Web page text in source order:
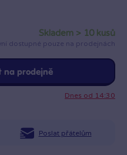
skladem > 10 kusů
dostupné pouze na prodejnách
na prodejně
Dnes od 14:30
Poslat přátelům